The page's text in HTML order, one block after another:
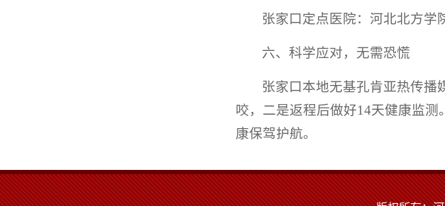
张家口定点医院：河北北方学
六、科学应对，无需恐慌
张家口本地无基孔肯亚热传播
咬，二是返程后做好14天健康监
康保驾护航。